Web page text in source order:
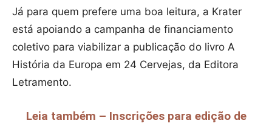
Já para quem prefere uma boa leitura, a Krater
está apoiando a campanha de financiamento
coletivo para viabilizar a publicação do livro A
História da Europa em 24 Cervejas, da Editora
Letramento.
Leia também – Inscrições para edição de